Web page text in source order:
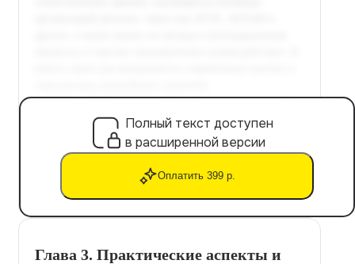
Полный текст доступен
в расширенной версии
Оплатить 399 р.
Глава 3. Практические аспекты и